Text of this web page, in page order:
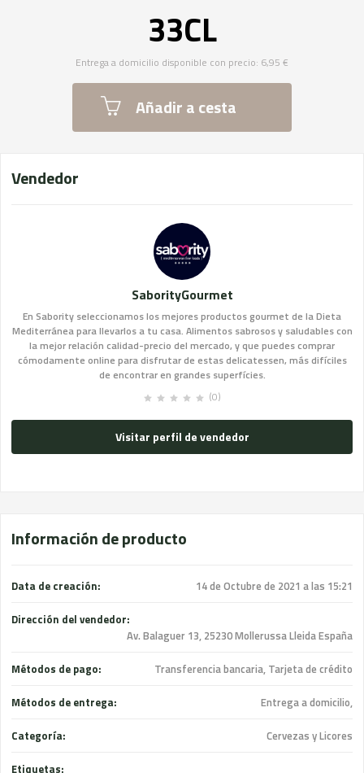
33CL
Entrega a domicilio disponible con precio: 6,95 €
Añadir a cesta
Vendedor
SaborityGourmet
En Sabority seleccionamos los mejores productos gourmet de la Dieta
Mediterránea para llevarlos a tu casa. Alimentos sabrosos y saludables con
la mejor relación calidad-precio del mercado, y que puedes comprar
cómodamente online para disfrutar de estas delicatessen, más difíciles
de encontrar en grandes superfícies.
(0)
Visitar perfil de vendedor
Información de producto
Data de creación: 14 de Octubre de 2021 a las 15:21
Dirección del vendedor:
Av. Balaguer 13, 25230 Mollerussa Lleida España
Métodos de pago: Transferencia bancaria, Tarjeta de crédito
Métodos de entrega: Entrega a domicilio,
Categoría: Cervezas y Licores
Etiquetas: